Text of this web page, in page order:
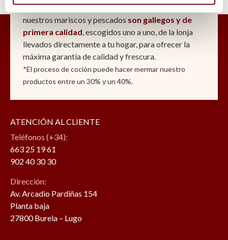
En Cetárea Burela nos comprometemos a que todos
nuestros mariscos y pescados son gallegos y de
primera calidad, escogidos uno a uno, de la lonja
llevados directamente a tu hogar, para ofrecer la
máxima garantía de calidad y frescura.
*El proceso de coción puede hacer mermar nuestro
productos entre un 30% y un 40%.
ATENCIÓN AL CLIENTE
Teléfonos (+34):
663 25 19 61
902 40 30 30
Dirección:
Av. Arcadio Pardiñas 154
Planta baja
27800 Burela – Lugo